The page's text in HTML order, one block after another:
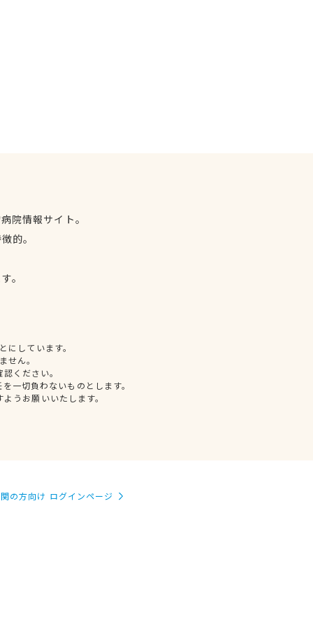
院情報サイト。
的。
。
しています。
せん。
ください。
一切負わないものとします。
うお願いいたします。
の方向け ログインページ